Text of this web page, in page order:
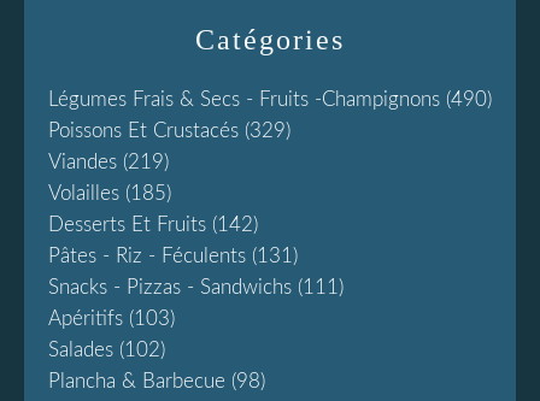
Catégories
Légumes Frais & Secs - Fruits -champignons (490)
Poissons Et Crustacés (329)
Viandes (219)
Volailles (185)
Desserts Et Fruits (142)
Pâtes - Riz - Féculents (131)
Snacks - Pizzas - Sandwichs (111)
Apéritifs (103)
Salades (102)
Plancha & Barbecue (98)